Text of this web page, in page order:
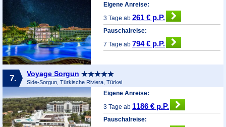
Eigene Anreise:
3 Tage ab261 € p.P.
Pauschalreise:
7 Tage ab 794 € p.P.
7. Voyage Sorgun
Side-Sorgun, Türkische Riviera, Türkei
Eigene Anreise:
3 Tage ab 1186 € p.P.
Pauschalreise: